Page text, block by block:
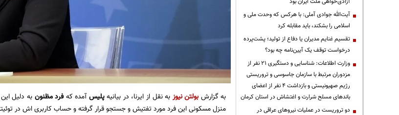
به گزارش بولتن نیوز به نقل از ایرنا، در بیانیهپلیسآمده کهفرد مظنون به دلیل
منزل مسکونی این فرد مورد تفتیش و جستجو قرار گرفته و حساب کاربری اش در
آیت‌الله جوادی آملی: با هرکس که وحدت ملی و
اسلامی را بشکند، باید مقابله کرد
تقسیم غنایم مدیران یا دفاع از تولید؛ پشت‌پرده
درخواست توقف یک آیین‌نامه چه بود؟
وزارت اطلاعات: شناسایی و دستگیری ۲۱ نفر از
مزدوران مرتبط با سازمان جاسوسی و تروریستی
رژیم صهیونیستی و بازداشت ۴ نفر از اعضای
باندهای مسلح شرارت و اغتشاش در استان کرمان
دو تروریست در عملیات نیروهای عراقی در